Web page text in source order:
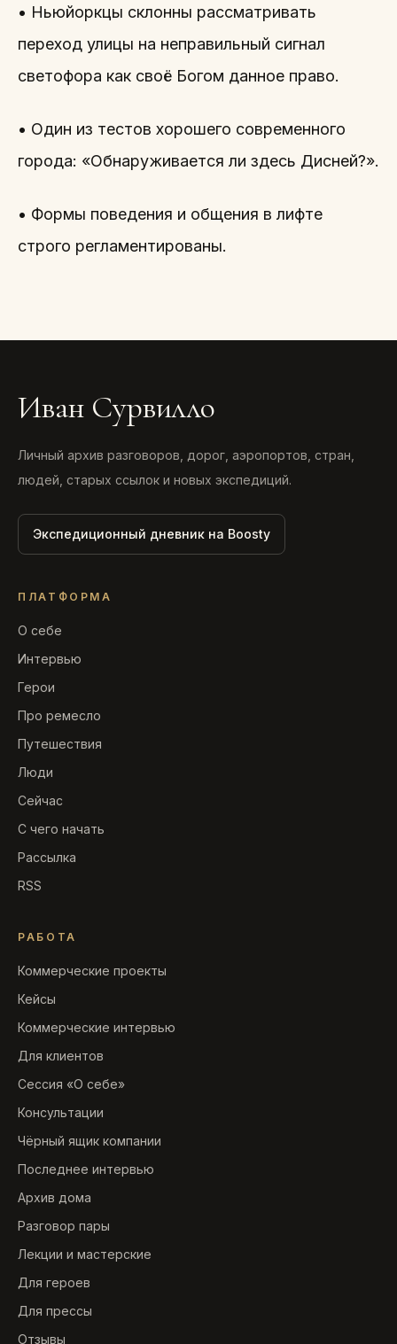
• Ньюйоркцы склонны рассматривать
переход улицы на неправильный сигнал
светофора как своё Богом данное право.
• Один из тестов хорошего современного
города: «Обнаруживается ли здесь Дисней?».
• Формы поведения и общения в лифте
строго регламентированы.
Иван Сурвилло
Личный архив разговоров, дорог, аэропортов, стран,
людей, старых ссылок и новых экспедиций.
Экспедиционный дневник на Boosty
ПЛАТФОРМА
О себе
Интервью
Герои
Про ремесло
Путешествия
Люди
Сейчас
С чего начать
Рассылка
RSS
РАБОТА
Коммерческие проекты
Кейсы
Коммерческие интервью
Для клиентов
Сессия «О себе»
Консультации
Чёрный ящик компании
Последнее интервью
Архив дома
Разговор пары
Лекции и мастерские
Для героев
Для прессы
Отзывы